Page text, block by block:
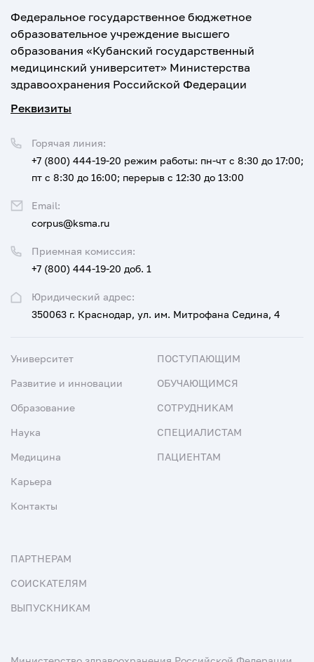
Федеральное государственное бюджетное
образовательное учреждение высшего
образования «Кубанский государственный
медицинский университет» Министерства
здравоохранения Российской Федерации
Реквизиты
Юридический адрес:
350063 г. Краснодар, ул. им. Митрофана Седина, 4
Приемная комиссия:
+7 (800) 444-19-20 доб. 1
Горячая линия:
+7 (800) 444-19-20 режим работы: пн-чт с 8:30 до 17:00;
пт с 8:30 до 16:00; перерыв с 12:30 до 13:00
Email:
corpus@ksma.ru
Университет
Развитие и инновации
Образование
Наука
Медицина
Карьера
Контакты
ПОСТУПАЮЩИМ
ОБУЧАЮЩИМСЯ
СОТРУДНИКАМ
СПЕЦИАЛИСТАМ
ПАЦИЕНТАМ
ПАРТНЕРАМ
СОИСКАТЕЛЯМ
ВЫПУСКНИКАМ